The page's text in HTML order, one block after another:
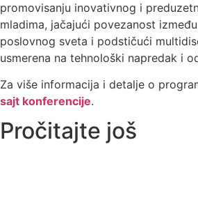
promovisanju inovativnog i
mladima, jačajući povezanost
poslovnog sveta i podstičući
usmerena na tehnološki napredak i
Za više informacija i detalje o
sajt konferencije.
Pročitajte još